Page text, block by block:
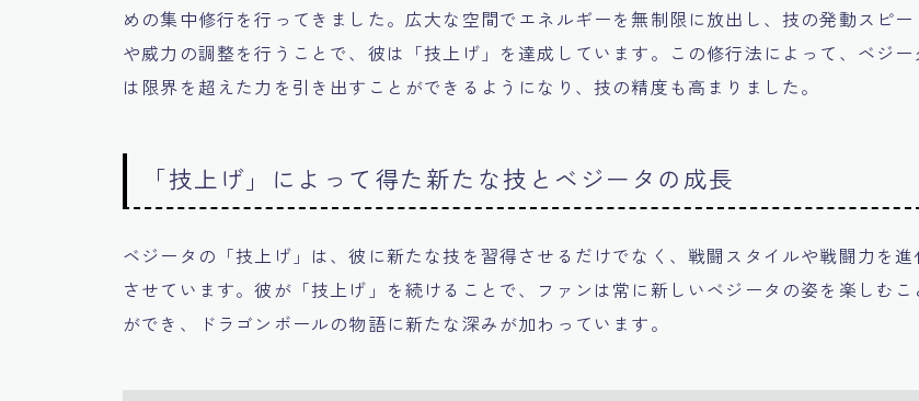
めの集中修行を行ってきました。広大な空間でエネルギーを無制限に放出し、技の発動スピー
や威力の調整を行うことで、彼は「技上げ」を達成しています。この修行法によって、ベジー
は限界を超えた力を引き出すことができるようになり、技の精度も高まりました。
「技上げ」によって得た新たな技とベジータの成長
ベジータの「技上げ」は、彼に新たな技を習得させるだけでなく、戦闘スタイルや戦闘力を進
させています。彼が「技上げ」を続けることで、ファンは常に新しいベジータの姿を楽しむこ
ができ、ドラゴンボールの物語に新たな深みが加わっています。